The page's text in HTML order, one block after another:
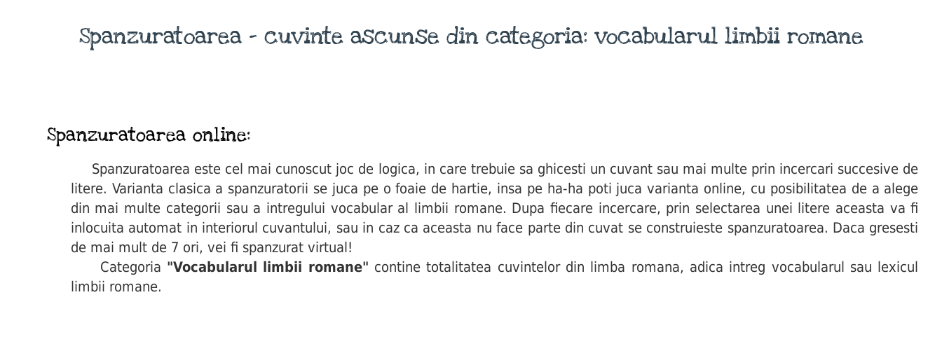
Spanzuratoarea - cuvinte ascunse din categoria: vocabularul limbii romane
Spanzuratoarea online:
Spanzuratoarea este cel mai cunoscut joc de logica, in care trebuie sa ghicesti un cuvant sau mai multe prin incercari succesive de
litere. Varianta clasica a spanzuratorii se juca pe o foaie de hartie, insa pe ha-ha poti juca varianta online, cu posibilitatea de a alege
din mai multe categorii sau a intregului vocabular al limbii romane. Dupa fiecare incercare, prin selectarea unei litere aceasta va fi
inlocuita automat in interiorul cuvantului, sau in caz ca aceasta nu face parte din cuvat se construieste spanzuratoarea. Daca gresesti
de mai mult de 7 ori, vei fi spanzurat virtual!
Categoria "Vocabularul limbii romane" contine totalitatea cuvintelor din limba romana, adica intreg vocabularul sau lexicul
limbii romane.